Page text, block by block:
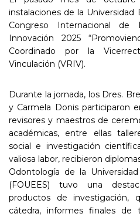
instalaciones de la Universidad
Congreso Internacional de
Innovación 2025
Coordinado por la
Vinculación (VRIV).
Durante la jornada, los Dres.
y Carmela Donis participaron
revisores y maestros de
académicas, entre ellas
social e investigación
valiosa labor, recibieron
Odontología de la
(FOUEES) tuvo una
productos de investigación,
cátedra, informes finales de